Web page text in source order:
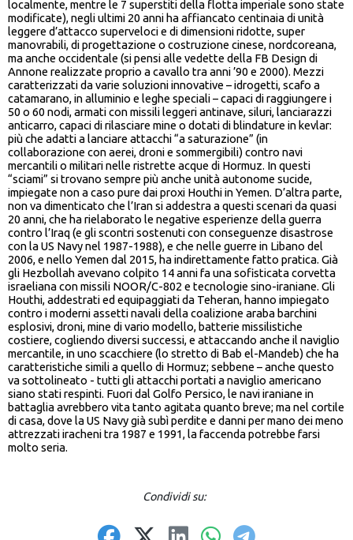
localmente, mentre le 7 superstiti della flotta imperiale sono state
modificate), negli ultimi 20 anni ha affiancato centinaia di unità
leggere d’attacco superveloci e di dimensioni ridotte, super
manovrabili, di progettazione o costruzione cinese, nordcoreana,
ma anche occidentale (si pensi alle vedette della FB Design di
Annone realizzate proprio a cavallo tra anni ’90 e 2000). Mezzi
caratterizzati da varie soluzioni innovative – idrogetti, scafo a
catamarano, in alluminio e leghe speciali – capaci di raggiungere i
50 o 60 nodi, armati con missili leggeri antinave, siluri, lanciarazzi
anticarro, capaci di rilasciare mine o dotati di blindature in kevlar:
più che adatti a lanciare attacchi “a saturazione” (in
collaborazione con aerei, droni e sommergibili) contro navi
mercantili o militari nelle ristrette acque di Hormuz. In questi
“sciami” si trovano sempre più anche unità autonome sucide,
impiegate non a caso pure dai proxi Houthi in Yemen. D’altra parte,
non va dimenticato che l’Iran si addestra a questi scenari da quasi
20 anni, che ha rielaborato le negative esperienze della guerra
contro l’Iraq (e gli scontri sostenuti con conseguenze disastrose
con la US Navy nel 1987-1988), e che nelle guerre in Libano del
2006, e nello Yemen dal 2015, ha indirettamente fatto pratica. Già
gli Hezbollah avevano colpito 14 anni fa una sofisticata corvetta
israeliana con missili NOOR/C-802 e tecnologie sino-iraniane. Gli
Houthi, addestrati ed equipaggiati da Teheran, hanno impiegato
contro i moderni assetti navali della coalizione araba barchini
esplosivi, droni, mine di vario modello, batterie missilistiche
costiere, cogliendo diversi successi, e attaccando anche il naviglio
mercantile, in uno scacchiere (lo stretto di Bab el-Mandeb) che ha
caratteristiche simili a quello di Hormuz; sebbene – anche questo
va sottolineato - tutti gli attacchi portati a naviglio americano
siano stati respinti. Fuori dal Golfo Persico, le navi iraniane in
battaglia avrebbero vita tanto agitata quanto breve; ma nel cortile
di casa, dove la US Navy già subì perdite e danni per mano dei meno
attrezzati iracheni tra 1987 e 1991, la faccenda potrebbe farsi
molto seria.
Condividi su: